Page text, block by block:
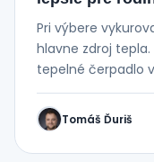
Pri výbere
hlavne zdroj
tepelné čerpadlo
Tomáš Ďuriš